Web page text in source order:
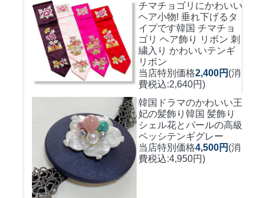
チマチョゴリにかわいい
ヘア小物! 垂れ下げるタ
イプです韓国 チマチョ
ゴリ ヘア飾り リボン 刺
繍入り かわいいテンギ
リボン
当店特別価格2,400円 (消
費税込:2,640円)
韓国ドラマのかわいい王
妃の髪飾り 韓国 髪飾り
シェル花とパールの高級
ペッシテンギグレー
当店特別価格4,500円 (消
費税込:4,950円)